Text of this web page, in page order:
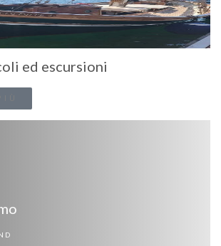
ed escursioni